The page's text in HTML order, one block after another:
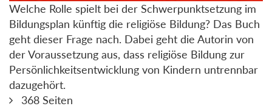
Welche Rolle spielt bei der Schwerpunktsetzung im
Bildungsplan künftig die religiöse Bildung? Das Buch
geht dieser Frage nach. Dabei geht die Autorin von
der Voraussetzung aus, dass religiöse Bildung zur
Persönlichkeitsentwicklung von Kindern untrennbar
dazugehört.
368 Seiten